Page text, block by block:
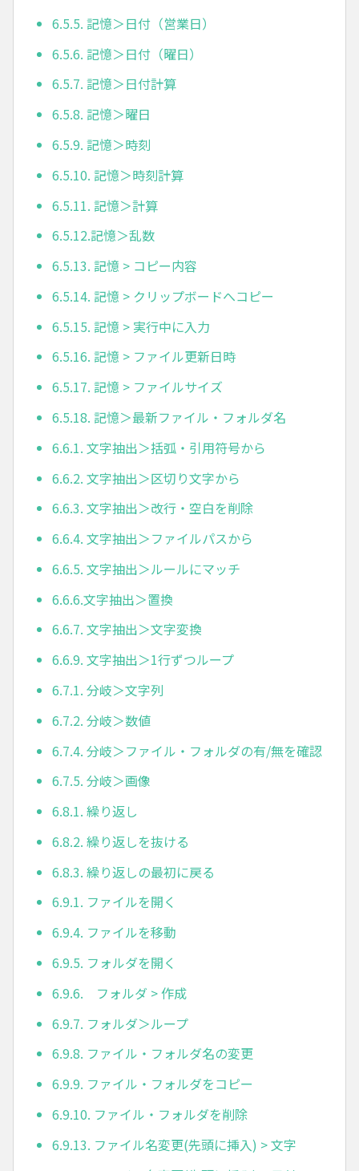
6.5.5. 記憶＞日付（営業日）
6.5.6. 記憶＞日付（曜日）
6.5.7. 記憶＞日付計算
6.5.8. 記憶＞曜日
6.5.9. 記憶＞時刻
6.5.10. 記憶＞時刻計算
6.5.11. 記憶＞計算
6.5.12.記憶＞乱数
6.5.13. 記憶 > コピー内容
6.5.14. 記憶 > クリップボードへコピー
6.5.15. 記憶 > 実行中に入力
6.5.16. 記憶 > ファイル更新日時
6.5.17. 記憶 > ファイルサイズ
6.5.18. 記憶＞最新ファイル・フォルダ名
6.6.1. 文字抽出＞括弧・引用符号から
6.6.2. 文字抽出＞区切り文字から
6.6.3. 文字抽出＞改行・空白を削除
6.6.4. 文字抽出＞ファイルパスから
6.6.5. 文字抽出＞ルールにマッチ
6.6.6.文字抽出＞置換
6.6.7. 文字抽出＞文字変換
6.6.9. 文字抽出＞1行ずつループ
6.7.1. 分岐＞文字列
6.7.2. 分岐＞数値
6.7.4. 分岐＞ファイル・フォルダの有/無を確認
6.7.5. 分岐＞画像
6.8.1. 繰り返し
6.8.2. 繰り返しを抜ける
6.8.3. 繰り返しの最初に戻る
6.9.1. ファイルを開く
6.9.4. ファイルを移動
6.9.5. フォルダを開く
6.9.6. フォルダ > 作成
6.9.7. フォルダ＞ループ
6.9.8. ファイル・フォルダ名の変更
6.9.9. ファイル・フォルダをコピー
6.9.10. ファイル・フォルダを削除
6.9.13. ファイル名変更(先頭に挿入) > 文字